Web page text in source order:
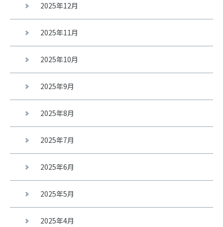
2025年12月
2025年11月
2025年10月
2025年9月
2025年8月
2025年7月
2025年6月
2025年5月
2025年4月